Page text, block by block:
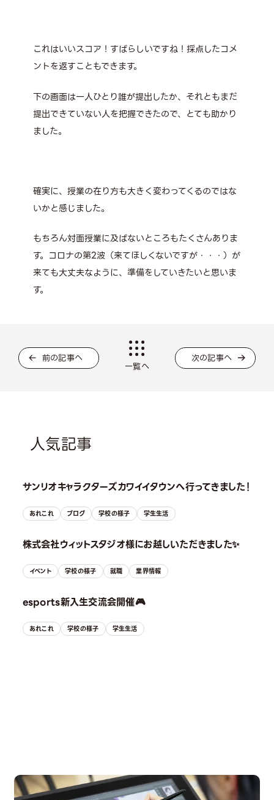
これはいいスコア！すばらしいですね！採点したコメ
ントを返すこともできます。
下の画面は一人ひとり誰が提出したか、それともまだ
提出できていない人を把握できたので、とても助かり
ました。
確実に、授業の在り方も大きく変わってくるのではな
いかと感じました。
もちろん対面授業に及ばないところもたくさんありま
す。コロナの第2波（来てほしくないですが・・・）が
来ても大丈夫なように、準備をしていきたいと思いま
す。
前の記事へ
一覧へ
次の記事へ
人気記事
サンリオキャラクターズカワイイタウンへ行ってきました！
あれこれ ブログ 学校の様子 学生生活
株式会社ウィットスタジオ様にお越しいただきました✨
イベント 学校の様子 就職 業界情報
esports新入生交流会開催🎮
あれこれ 学校の様子 学生生活